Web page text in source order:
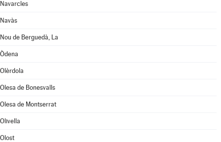
Navarcles
Navàs
Nou de Berguedà, La
Òdena
Olèrdola
Olesa de Bonesvalls
Olesa de Montserrat
Olivella
Olost